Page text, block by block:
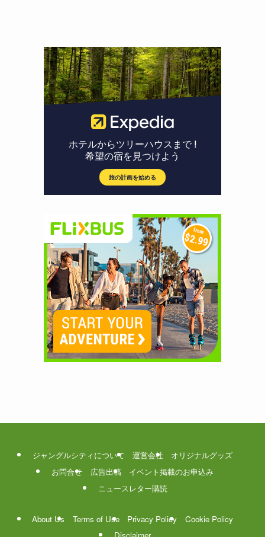
ジャングルシティについて 運営会社
オリジナルグッズ
お問合せ
広告出稿
イベント掲載のお申込み
ニュースレター購読
About Us Terms of Use Privacy Policy
Cookie Policy